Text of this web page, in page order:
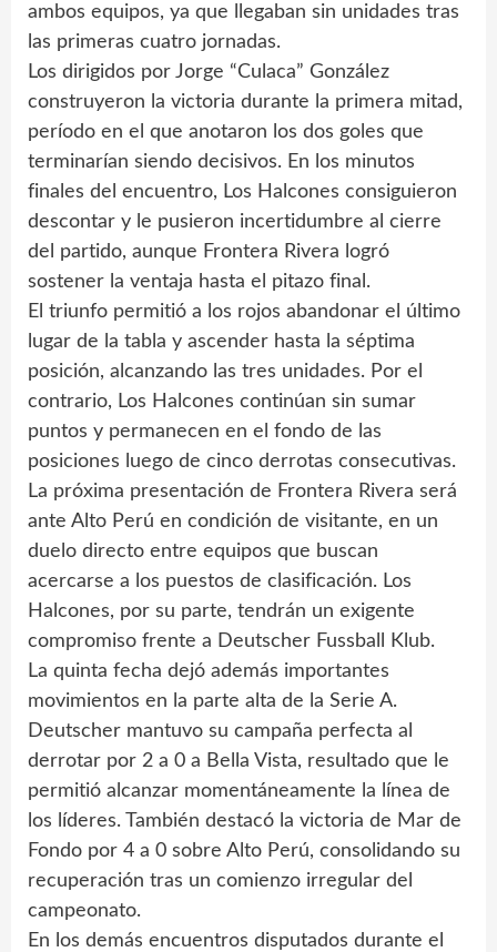
ambos equipos, ya que llegaban sin unidades tras
las primeras cuatro jornadas.
Los dirigidos por Jorge “Culaca” González
construyeron la victoria durante la primera mitad,
período en el que anotaron los dos goles que
terminarían siendo decisivos. En los minutos
finales del encuentro, Los Halcones consiguieron
descontar y le pusieron incertidumbre al cierre
del partido, aunque Frontera Rivera logró
sostener la ventaja hasta el pitazo final.
El triunfo permitió a los rojos abandonar el último
lugar de la tabla y ascender hasta la séptima
posición, alcanzando las tres unidades. Por el
contrario, Los Halcones continúan sin sumar
puntos y permanecen en el fondo de las
posiciones luego de cinco derrotas consecutivas.
La próxima presentación de Frontera Rivera será
ante Alto Perú en condición de visitante, en un
duelo directo entre equipos que buscan
acercarse a los puestos de clasificación. Los
Halcones, por su parte, tendrán un exigente
compromiso frente a Deutscher Fussball Klub.
La quinta fecha dejó además importantes
movimientos en la parte alta de la Serie A.
Deutscher mantuvo su campaña perfecta al
derrotar por 2 a 0 a Bella Vista, resultado que le
permitió alcanzar momentáneamente la línea de
los líderes. También destacó la victoria de Mar de
Fondo por 4 a 0 sobre Alto Perú, consolidando su
recuperación tras un comienzo irregular del
campeonato.
En los demás encuentros disputados durante el